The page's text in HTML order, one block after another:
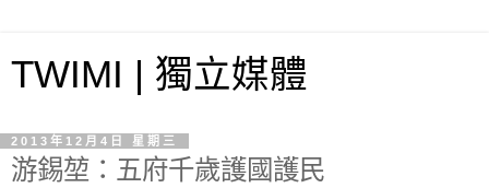
TWIMI | 獨立媒體
2013年12月4日 星期三
游錫堃：五府千歲護國護民